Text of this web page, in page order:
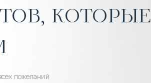
которые
пожеланий